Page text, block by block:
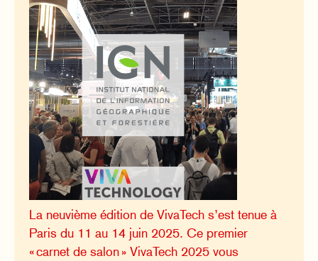
La neuvième édition de VivaTech s’est tenue à
Paris du 11 au 14 juin 2025. Ce premier
« carnet de salon » VivaTech 2025 vous